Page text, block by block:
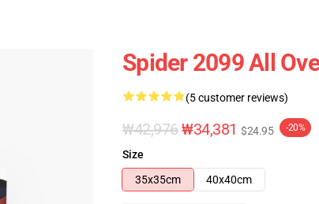
Spider 2099 All
(5 customer reviews)
₩42,976₩34,381 $24.95 -20%
Size
35x35cm
40x40cm